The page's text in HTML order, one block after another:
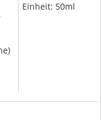
Einheit: 50ml